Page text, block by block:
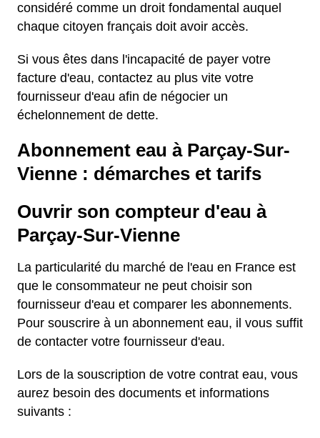
considéré comme un droit fondamental auquel
chaque citoyen français doit avoir accès.
Si vous êtes dans l'incapacité de payer votre
facture d'eau, contactez au plus vite votre
fournisseur d'eau afin de négocier un
échelonnement de dette.
Abonnement eau à Parçay-Sur-
Vienne : démarches et tarifs
Ouvrir son compteur d'eau à
Parçay-Sur-Vienne
La particularité du marché de l'eau en France est
que le consommateur ne peut choisir son
fournisseur d'eau et comparer les abonnements.
Pour souscrire à un abonnement eau, il vous suffit
de contacter votre fournisseur d'eau.
Lors de la souscription de votre contrat eau, vous
aurez besoin des documents et informations
suivants :